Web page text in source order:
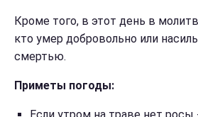
Кроме того, в этот день в
кто умер добровольно или
смертью.
Приметы погоды: